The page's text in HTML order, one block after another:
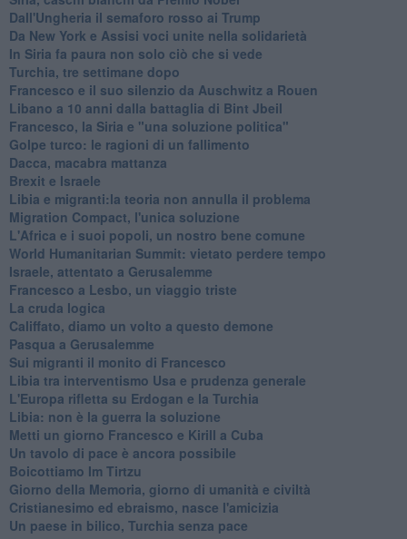
Dall'Ungheria il semaforo rosso ai Trump
Da New York e Assisi voci unite nella solidarietà
In Siria fa paura non solo ciò che si vede
Turchia, tre settimane dopo
Francesco e il suo silenzio da Auschwitz a Rouen
Libano a 10 anni dalla battaglia di Bint Jbeil
Francesco, la Siria e "una soluzione politica"
Golpe turco: le ragioni di un fallimento
Dacca, macabra mattanza
Brexit e Israele
Libia e migranti:la teoria non annulla il problema
Migration Compact, l'unica soluzione
L'Africa e i suoi popoli, un nostro bene comune
World Humanitarian Summit: vietato perdere tempo
Israele, attentato a Gerusalemme
Francesco a Lesbo, un viaggio triste
La cruda logica
Califfato, diamo un volto a questo demone
Pasqua a Gerusalemme
Sui migranti il monito di Francesco
Libia tra interventismo Usa e prudenza generale
L'Europa rifletta su Erdogan e la Turchia
Libia: non è la guerra la soluzione
Metti un giorno Francesco e Kirill a Cuba
Un tavolo di pace è ancora possibile
Boicottiamo Im Tirtzu
Giorno della Memoria, giorno di umanità e civiltà
Cristianesimo ed ebraismo, nasce l'amicizia
Un paese in bilico, Turchia senza pace